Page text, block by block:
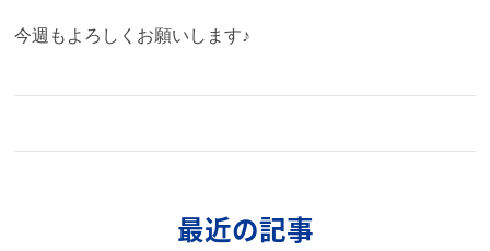
今週もよろしくお願いします♪
最近の記事